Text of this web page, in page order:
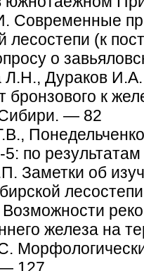
Современные
лесостепи (к
о
Дураков
бронзового к
— 82
5: по
Заметки об
железа на